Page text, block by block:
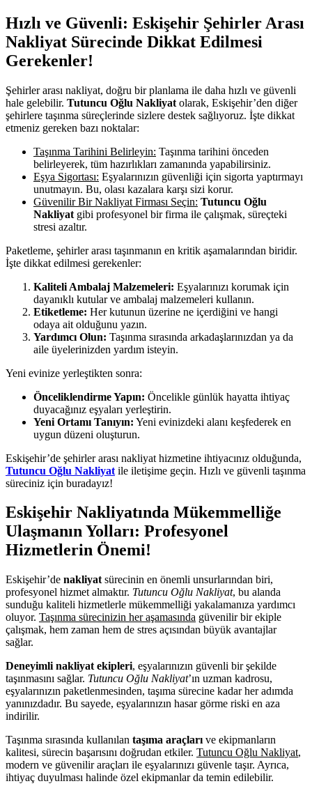
Hızlı ve Güvenli: Eskişehir Şehirler Arası
Nakliyat Sürecinde Dikkat Edilmesi
Gerekenler!
Şehirler arası nakliyat, doğru bir planlama ile daha hızlı ve güvenli
hale gelebilir. Tutuncu Oğlu Nakliyat olarak, Eskişehir’den diğer
şehirlere taşınma süreçlerinde sizlere destek sağlıyoruz. İşte dikkat
etmeniz gereken bazı noktalar:
Taşınma Tarihini Belirleyin: Taşınma tarihini önceden
belirleyerek, tüm hazırlıkları zamanında yapabilirsiniz.
Eşya Sigortası: Eşyalarınızın güvenliği için sigorta yaptırmayı
unutmayın. Bu, olası kazalara karşı sizi korur.
Güvenilir Bir Nakliyat Firması Seçin: Tutuncu Oğlu
Nakliyat gibi profesyonel bir firma ile çalışmak, süreçteki
stresi azaltır.
Paketleme, şehirler arası taşınmanın en kritik aşamalarından biridir.
İşte dikkat edilmesi gerekenler:
Kaliteli Ambalaj Malzemeleri: Eşyalarınızı korumak için
dayanıklı kutular ve ambalaj malzemeleri kullanın.
Etiketleme: Her kutunun üzerine ne içerdiğini ve hangi
odaya ait olduğunu yazın.
Yardımcı Olun: Taşınma sırasında arkadaşlarınızdan ya da
aile üyelerinizden yardım isteyin.
Yeni evinize yerleştikten sonra:
Önceliklendirme Yapın: Öncelikle günlük hayatta ihtiyaç
duyacağınız eşyaları yerleştirin.
Yeni Ortamı Tanıyın: Yeni evinizdeki alanı keşfederek en
uygun düzeni oluşturun.
Eskişehir’de şehirler arası nakliyat hizmetine ihtiyacınız olduğunda,
Tutuncu Oğlu Nakliyat ile iletişime geçin. Hızlı ve güvenli taşınma
süreciniz için buradayız!
Eskişehir Nakliyatında Mükemmelliğe
Ulaşmanın Yolları: Profesyonel
Hizmetlerin Önemi!
Eskişehir’de nakliyat sürecinin en önemli unsurlarından biri,
profesyonel hizmet almaktır. Tutuncu Oğlu Nakliyat, bu alanda
sunduğu kaliteli hizmetlerle mükemmelliği yakalamanıza yardımcı
oluyor. Taşınma sürecinizin her aşamasında güvenilir bir ekiple
çalışmak, hem zaman hem de stres açısından büyük avantajlar
sağlar.
Deneyimli nakliyat ekipleri, eşyalarınızın güvenli bir şekilde
taşınmasını sağlar. Tutuncu Oğlu Nakliyat’ın uzman kadrosu,
eşyalarınızın paketlenmesinden, taşıma sürecine kadar her adımda
yanınızdadır. Bu sayede, eşyalarınızın hasar görme riski en aza
indirilir.
Taşınma sırasında kullanılan taşıma araçları ve ekipmanların
kalitesi, sürecin başarısını doğrudan etkiler. Tutuncu Oğlu Nakliyat,
modern ve güvenilir araçları ile eşyalarınızı güvenle taşır. Ayrıca,
ihtiyaç duyulması halinde özel ekipmanlar da temin edilebilir.